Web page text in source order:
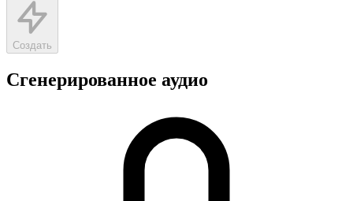
Создать
Сгенерированное аудио